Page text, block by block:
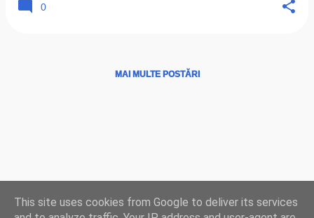
0
MAI MULTE POSTĂRI
LIVE|Radio
TV| Credinţă| Istorie |Resurse|Facebook|YouTube
This site uses cookies from Google to deliver its services